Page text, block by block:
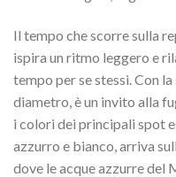
Il tempo che scorre sulla
ispira un ritmo leggero e
tempo per se stessi. Con
diametro, è un invito alla
i colori dei principali spot
azzurro e bianco, arriva
dove le acque azzurre del